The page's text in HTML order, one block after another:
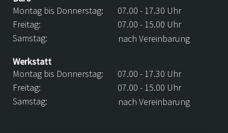
Montag bis Donnerstag:
07.00 - 17.30 Uhr
Freitag:
07.00 - 15.00 Uhr
Samstag:
nach Vereinbarung
Werkstatt
Montag bis Donnerstag:
07.00 - 17.30 Uhr
Freitag:
07.00 - 15.00 Uhr
Samstag:
nach Vereinbarung